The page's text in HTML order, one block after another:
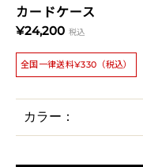
カードケース
¥24,200 税込
全国一律送料¥330（税込）
カラー：